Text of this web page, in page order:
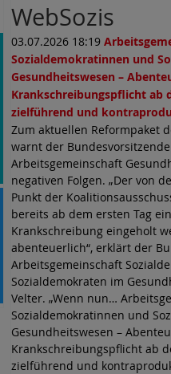
WebSozis
03.07.2026 18:19
Sozialdemokratinnen und
Gesundheitswesen –
Krankschreibungspflicht ab
zielführend und
Zum aktuellen Reformpaket
warnt der
Arbeitsgemeinschaft
negativen Folgen. „Der von
Punkt der
bereits ab dem ersten Tag
Krankschreibung eingeholt
abenteuerlich“, erklärt der
Arbeitsgemeinschaft
Sozialdemokraten im
Velter. „Wenn nun…
Sozialdemokratinnen und
Gesundheitswesen –
Krankschreibungspflicht ab
zielführend und